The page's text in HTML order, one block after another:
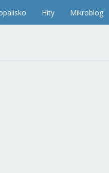
Hity Mikroblog